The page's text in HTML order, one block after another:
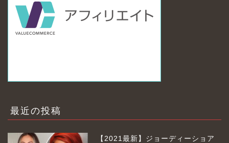
最近の投稿
【2021最新】ジョーディーショア